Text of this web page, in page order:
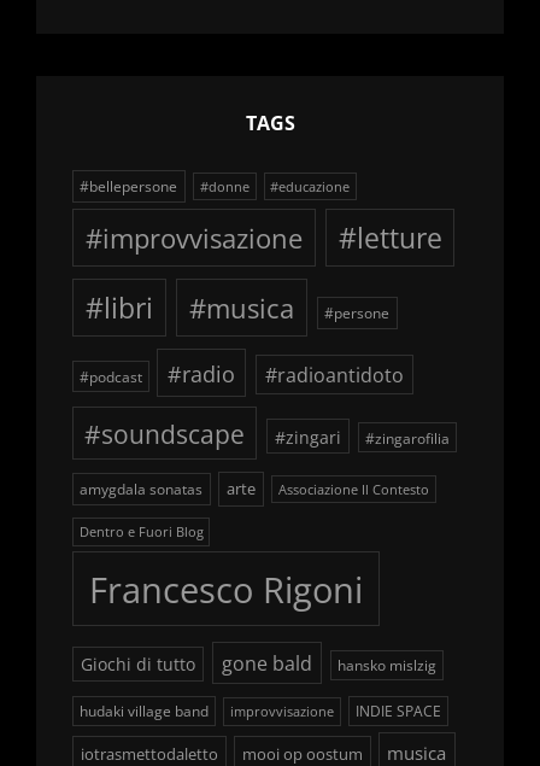
TAGS
#bellepersone #donne #educazione
#improvvisazione
#letture
#libri
#musica #persone
#podcast #radio #radioantidoto
#soundscape #zingari #zingarofilia
amygdala sonatas arte Associazione Il Contesto
Dentro e Fuori Blog
Francesco Rigoni
Giochi di tutto gone bald hansko mislzig
hudaki village band improvvisazione INDIE SPACE
iotrasmettodaletto mooi op oostum musica